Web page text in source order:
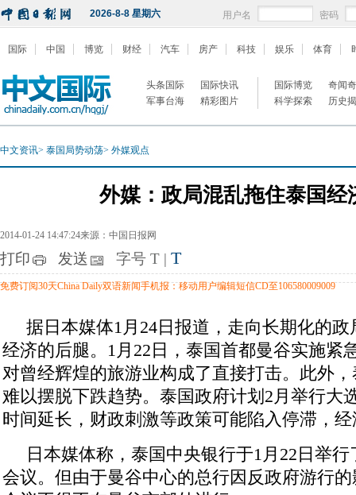
2026-8-8 星期六 用户名 密码
国际 中国 博览 财经 汽车 房产 科技 娱乐 体育
头条国际
国际快讯
军事台海
精彩图片
国际博览
奇闻
科学探索
历史
中文资讯> 泰国局势动荡> 外媒观点
外媒：政局混乱拖住泰国经
2014-01-24 14:47:24来源：中国日报网
打印 发送 字号 T | T
免费订阅30天China Daily双语新闻手机报：移动用户编辑短信CD至106580009009
据日本媒体1月24日报道，走向长期化的
经济的后腿。1月22日，泰国首都曼谷实施紧
对曾经辉煌的旅游业构成了直接打击。此外
难以摆脱下跌趋势。泰国政府计划2月举行大
时间延长，财政刺激等政策可能陷入停滞，
日本媒体称，泰国中央银行于1月22日举
会议。但由于曼谷中心的总行因反政府游行